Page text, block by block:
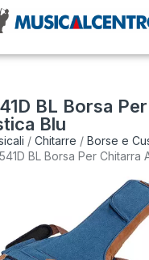
BL Borsa Per
Blu
/ Chitarre / Borse e
BL Borsa Per Chitarra